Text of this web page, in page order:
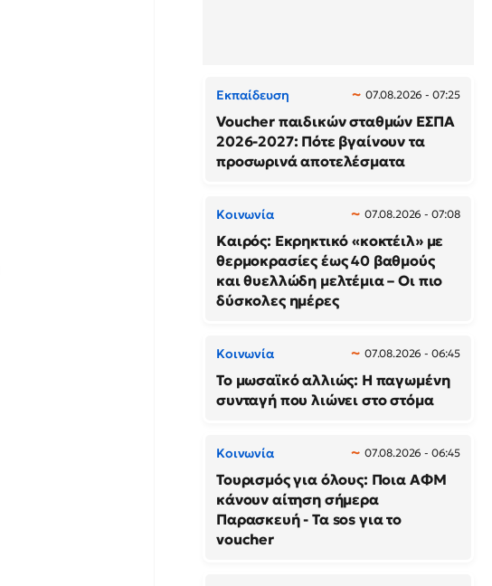
Εκπαίδευση 07.08.2026 - 07:25
Voucher παιδικών σταθμών ΕΣΠΑ
2026-2027: Πότε βγαίνουν τα
προσωρινά αποτελέσματα
Κοινωνία 07.08.2026 - 07:08
Καιρός: Εκρηκτικό «κοκτέιλ» με
θερμοκρασίες έως 40 βαθμούς
και θυελλώδη μελτέμια – Οι πιο
δύσκολες ημέρες
Κοινωνία 07.08.2026 - 06:45
Το μωσαϊκό αλλιώς: Η παγωμένη
συνταγή που λιώνει στο στόμα
Κοινωνία 07.08.2026 - 06:45
Τουρισμός για όλους: Ποια ΑΦΜ
κάνουν αίτηση σήμερα
Παρασκευή - Τα sos για το
voucher